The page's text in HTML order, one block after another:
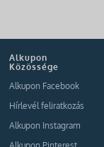
Alkupon
Közössége
Alkupon Facebook
Hírlevél feliratkozás
Alkupon Instagram